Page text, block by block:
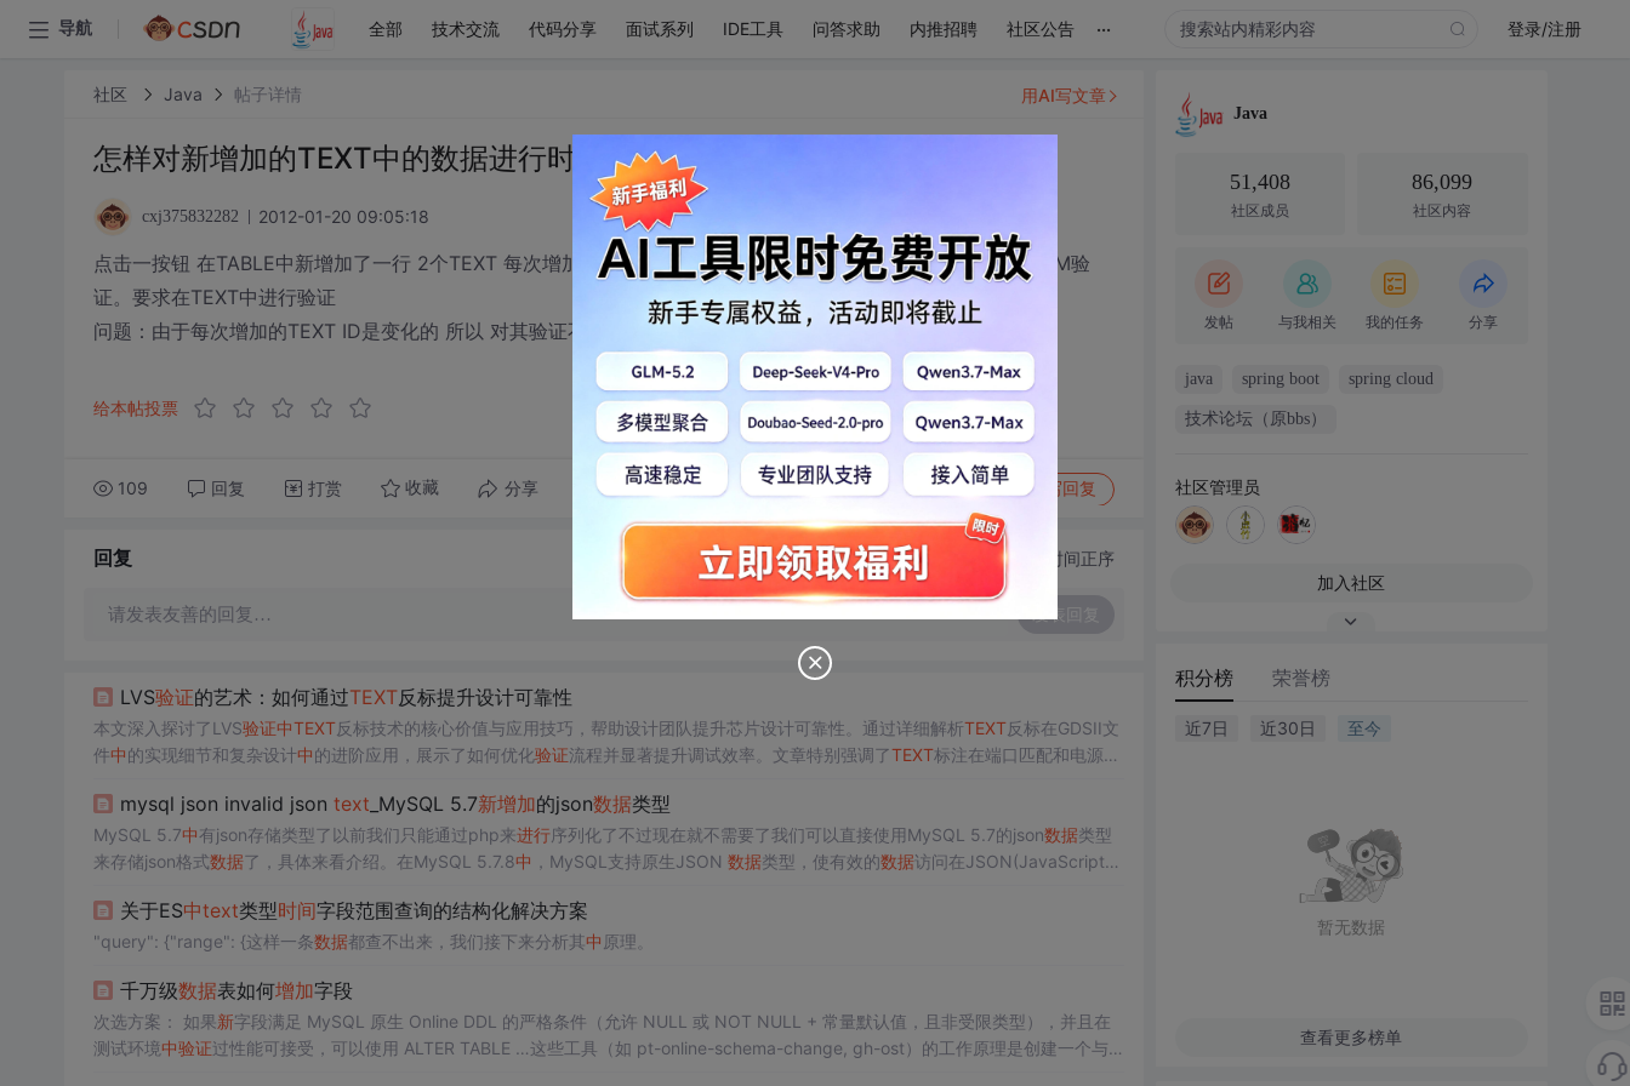
导航 全部 技术交流 代码分享 面试系列 IDE工具 问答求助 内推招聘 社区公告 ... 登录/注册
社区 Java 帖子详情
怎样对新增加的TEXT中的数据进行时间验证。。
cxj375832282 2012-01-20 09:05:18
点击一按钮 在TABLE中新增加了一行 2个TEXT 每次增加一行当在其中输入的数据的时候都要对其进行时间HHMM验
证。要求在TEXT中进行验证
问题：由于每次增加的TEXT ID是变化的 所以 对其验证不好判断 求高手 解答 （不是按确定按钮才验证的 用JS）
给本帖投票
109 回复 打赏 收藏 分享 转发到动态 举报 写回复
用AI写文章
回复 切换为时间正序
请发表友善的回复…
LVS验证的艺术：如何通过TEXT反标提升设计可靠性
本文深入探讨了LVS验证中TEXT反标技术的核心价值与应用技巧，帮助设计团队提升芯片设计可靠性。通过详细解析TEXT反标在GDSII文
件中的实现细节和复杂设计中的进阶应用，展示了如何优化验证流程并显著提升调试效率。文章特别强调了TEXT标注在端口匹配和电源网
mysql json invalid json text _MySQL 5.7新增加的json数据类型
MySQL 5.7中有json存储类型了以前我们只能通过php来进行序列化了不过现在就不需要了我们可以直接使用MySQL 5.7的json数据类型
来存储json格式数据了，具体来看介绍。在MySQL 5.7.8中 ，MySQL支持原生JSON 数据类型，使有效的数据访问在JSON(JavaScript对
关于ES中text类型时间字段范围查询的结构化解决方案
"query": {"range": {这样一条数据都查不出来，我们接下来分析其中 原理。
千万级数据表如何增加字段
次选方案： 如果 新字段满足 MySQL 原生 Online DDL 的严格条件（允许 NULL 或 NOT NULL + 常量默认值，且非受限类型），并且在
测试环境中验证过性能可接受，可以使用 ALTER TABLE …这些工具（如 pt-online-schema-change, gh-ost）的工作原理是创建一个与
Java
51,408
社区成员
86,099
社区内容
发帖 与我相关 我的任务 分享
java spring boot spring cloud
技术论坛（原bbs）
社区管理员
加入社区
积分榜 荣誉榜
近7日 近30日 至今
暂无数据
查看更多榜单